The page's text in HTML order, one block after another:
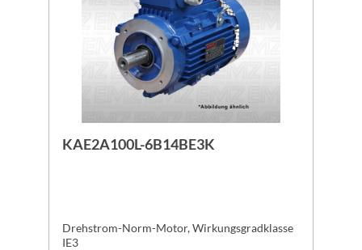
KAE2A100L-6B14BE3K
Drehstrom-Norm-Motor, Wirkungsgradklasse
IE3